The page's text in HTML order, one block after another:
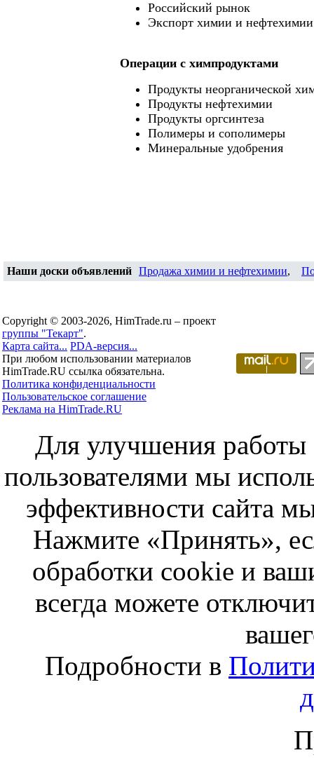
Российский рынок
Экспорт химии и нефтехимии
Операции c химпродуктами
Продукты неорганической
Продукты нефтехимии
Продукты оргсинтеза
Полимеры и сополимеры
Минеральные удобрения
Наши доски объявлений Продажа химии и нефтехимии,
Copyright © 2003-2026, HimTrade.ru – проект
группы "Текарт".
Карта сайта... PDA-версия...
При любом использовании материалов
HimTrade.RU ссылка обязательна.
Политика конфиденциальности
Пользовательское соглашение
Реклама на HimTrade.RU
Для улучшения работы
пользователями мы
эффективности сайта
Нажмите «Принять»,
обработки cookie и
всегда можете
Подробности в